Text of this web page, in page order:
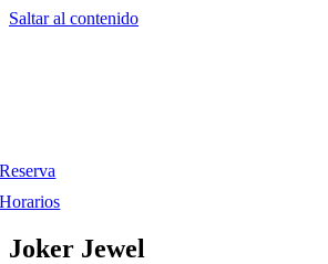
Saltar al contenido
Reserva
Horarios
Joker Jewel